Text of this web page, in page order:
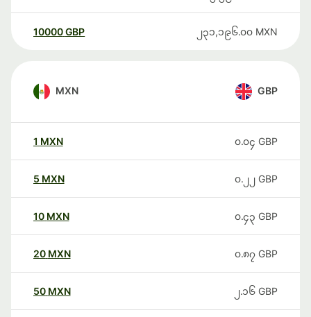
10000 GBP ၂၃၁,၁၉၆.၀၀ MXN
MXN GBP
1 MXN ၀.၀၄ GBP
5 MXN ၀.၂၂ GBP
10 MXN ၀.၄၃ GBP
20 MXN ၀.၈၇ GBP
50 MXN ၂.၁၆ GBP